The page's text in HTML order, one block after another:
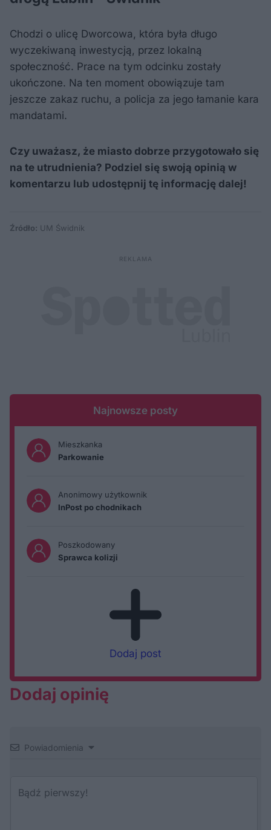
Chodzi o ulicę Dworcowa, która była długo
wyczekiwaną inwestycją, przez lokalną
społeczność. Prace na tym odcinku zostały
ukończone. Na ten moment obowiązuje tam
jeszcze zakaz ruchu, a policja za jego łamanie kara
mandatami.
Czy uważasz, że miasto dobrze przygotowało się
na te utrudnienia? Podziel się swoją opinią w
komentarzu lub udostępnij tę informację dalej!
Źródło: UM Świdnik
Najnowsze posty
Mieszkanka
Parkowanie
Anonimowy użytkownik
InPost po chodnikach
Poszkodowany
Sprawca kolizji
Dodaj post
Dodaj opinię
Powiadomienia